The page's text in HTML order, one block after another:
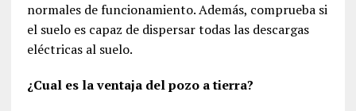
normales de funcionamiento. Además, comprueba si
el suelo es capaz de dispersar todas las descargas
eléctricas al suelo.
¿Cual es la ventaja del pozo a tierra?